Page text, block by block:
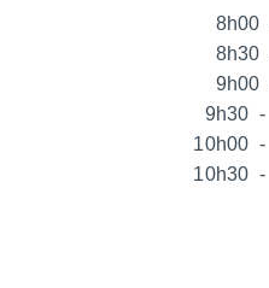
8h00
8h30
9h00
9h30 -
10h00 -
10h30 -